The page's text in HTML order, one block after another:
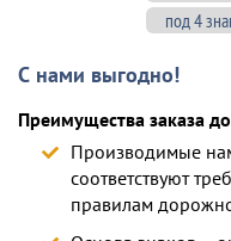
под 4
С нами выгодно!
Преимущества заказа
Производимые
соответствуют
правилам